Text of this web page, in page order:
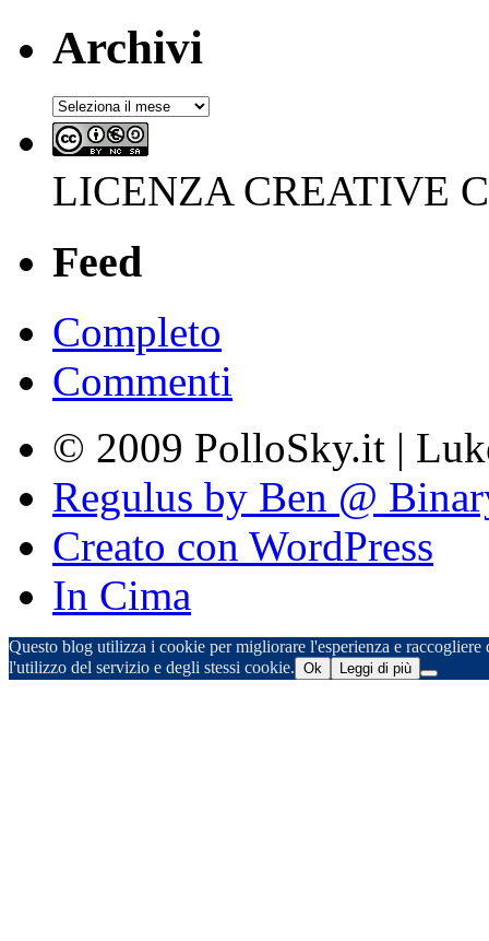
Archivi
Archivi
LICENZA CREATIVE
Feed
Completo
Commenti
© 2009 PolloSky.it |
Regulus by Ben @
Creato con WordPress
In Cima
Questo blog utilizza i cookie per migliorare l'esperienza e
l'utilizzo del servizio e degli stessi cookie. Ok Leggi di più